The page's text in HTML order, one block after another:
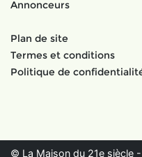
Annonceurs
Plan de site
Termes et conditions
Politique de
© La Maison du 21e siècle